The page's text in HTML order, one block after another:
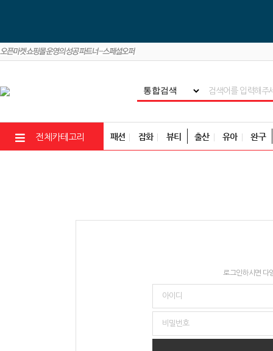
전체카테고리 패션 잡화 뷰티 출산 유아 완구
로그인하시면 다